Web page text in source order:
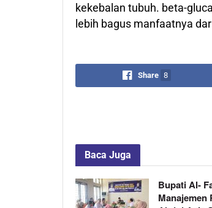
kekebalan tubuh. beta-
lebih bagus manfaatnya
Share 8
Baca Juga
Bupati Al-
Manajemen